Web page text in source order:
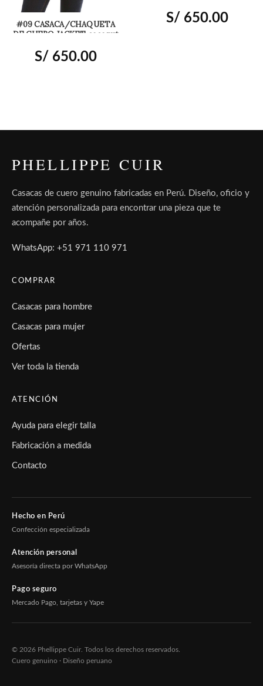
#09 CASACA/CHAQUETA
DE CUERO JACKET coconut
S/ 650.00
S/ 650.00
PHELLIPPE CUIR
Casacas de cuero genuino fabricadas en Perú. Diseño, oficio y
atención personalizada para encontrar una pieza que te
acompañe por años.
WhatsApp: +51 971 110 971
COMPRAR
Casacas para hombre
Casacas para mujer
Ofertas
Ver toda la tienda
ATENCIÓN
Ayuda para elegir talla
Fabricación a medida
Contacto
Hecho en Perú
Confección especializada
Atención personal
Asesoría directa por WhatsApp
Pago seguro
Mercado Pago, tarjetas y Yape
© 2026 Phellippe Cuir. Todos los derechos reservados.
Cuero genuino · Diseño peruano